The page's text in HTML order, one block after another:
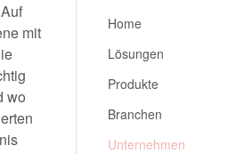
mit
wo
Home
Lösungen
Produkte
Branchen
Unternehmen